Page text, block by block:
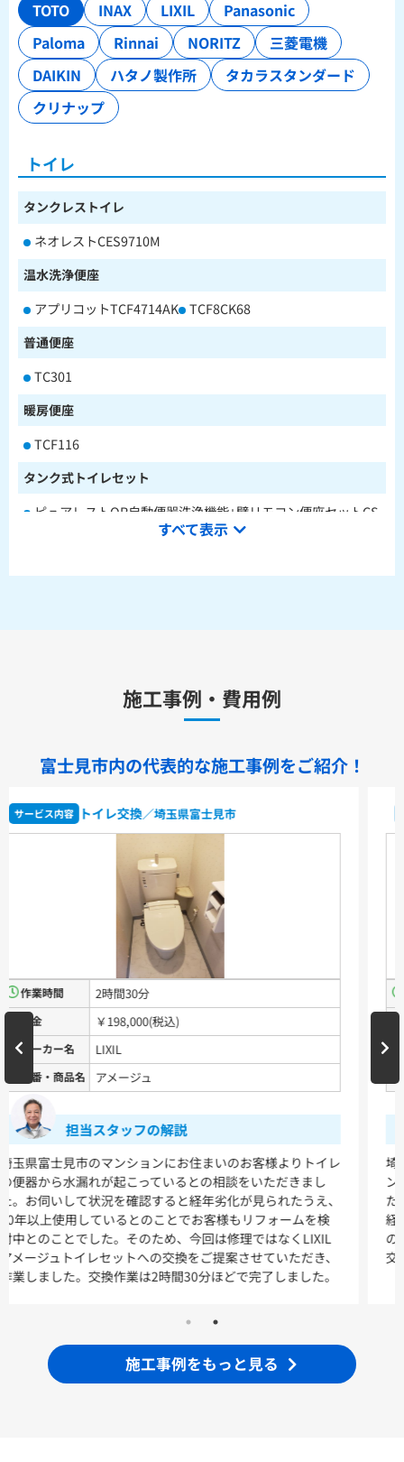
TOTO INAX LIXIL
Panasonic
Paloma
Rinnai NORITZ
三菱電機
DAIKIN
ハタノ製作所
タカラスタンダード
クリナップ
トイレ
タンクレストイレ
ネオレストCES9710M
温水洗浄便座
アプリコットTCF4714AK TCF8CK68
普通便座
TC301
暖房便座
TCF116
タンク式トイレセット
ピュアレストQR自動便器洗浄機能+壁リモコン便座セットCS
232BM+SH233BA+TCF4714AK
TKS05321Z TKS05305JA TKS05305ZA
TKS05301J TKS05311J
TKS05310J
洗面化粧台用水栓金具
TLHG30ES
TLHG31AEFR TLHG31AEFZ TLHG30EGR
TLS05301J TLS05301Z TLG05301J TLG05301Z
TLC32ERZ LF-E345SYCN
洗濯機用水栓金具
TW11RF
TBV03401J1 TBV03401Z1
洗面化粧台
VシリーズLMPB060A1GDC1G+LDPB060BAGEN2
VシリーズLMPB075A1GDC1G+LDPB075BAGEN2
VシリーズLMPB075A3GDC1G+LDPB075BAGEN2
VシリーズLMPB075B1GDC1G+LDPB075BAGEN2
浴室
シンラ サザナ
キッチン
すべて表示
施工事例・費用例
富士見市内の代表的な施工事例をご紹介！
サービス内容 便器交換／埼玉県富士見市
作業時間 2時間
￥190,000(税込)
メーカー名
品番・商品名 ー
担当スタッフの解説
埼玉県富士見市の戸建てにお住まいのお客様より、サイフォ
ン（オーバーフロー管）が折れたとのご相談をいただきまし
た。状況を確認したところ、すでに10年以上使用しており
経年劣化が原因であることが判明しました。一般的にトイレ
の各部品の耐用年数は10～20年程度であることから便器の
交換をご提案し、新しくTOTO製の便器交換を行いました。
施工事例をもっと見る